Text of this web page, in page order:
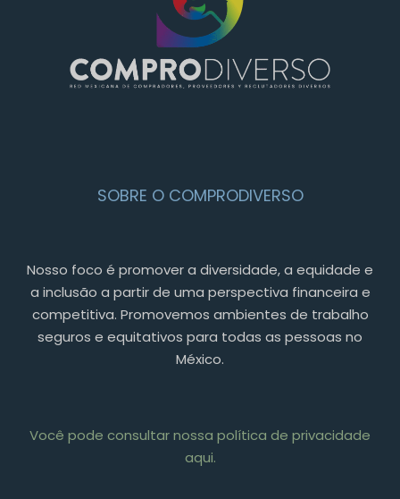
SOBRE O COMPRODIVERSO
Nosso foco é promover a diversidade, a equidade e
a inclusão a partir de uma perspectiva financeira e
competitiva. Promovemos ambientes de trabalho
seguros e equitativos para todas as pessoas no
México.
Você pode consultar nossa política de privacidade
aqui.